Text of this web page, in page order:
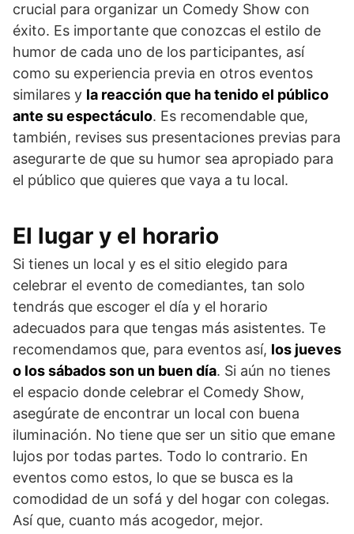
crucial para organizar un Comedy Show con
éxito. Es importante que conozcas el estilo de
humor de cada uno de los participantes, así
como su experiencia previa en otros eventos
similares y la reacción que ha tenido el público
ante su espectáculo. Es recomendable que,
también, revises sus presentaciones previas para
asegurarte de que su humor sea apropiado para
el público que quieres que vaya a tu local.
El lugar y el horario
Si tienes un local y es el sitio elegido para
celebrar el evento de comediantes, tan solo
tendrás que escoger el día y el horario
adecuados para que tengas más asistentes. Te
recomendamos que, para eventos así, los jueves
o los sábados son un buen día. Si aún no tienes
el espacio donde celebrar el Comedy Show,
asegúrate de encontrar un local con buena
iluminación. No tiene que ser un sitio que emane
lujos por todas partes. Todo lo contrario. En
eventos como estos, lo que se busca es la
comodidad de un sofá y del hogar con colegas.
Así que, cuanto más acogedor, mejor.